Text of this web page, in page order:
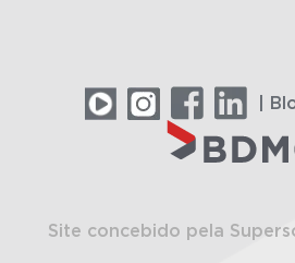
|
Site concebido pela